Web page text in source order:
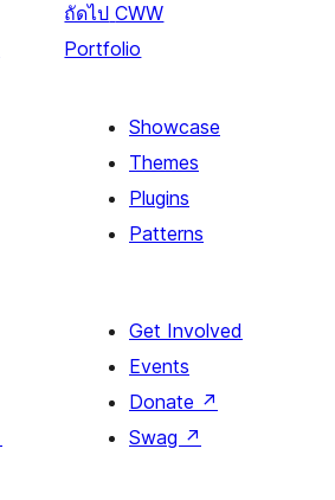
ถัดไป CWW
Portfolio
Showcase
Themes
Plugins
Patterns
Get Involved
Events
Donate ↗
Swag ↗